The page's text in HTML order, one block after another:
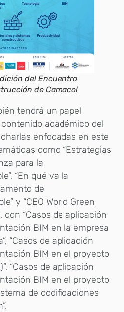
del Encuentro
de Camacol
tendrá un papel
académico del
enfocadas en este
como “Estrategias
para la
“En qué va la
de
y “CEO World Green
con “Casos de aplicación
BIM en la empresa
“Casos de aplicación
BIM en el proyecto
“Casos de aplicación
BIM en el proyecto
de codificaciones